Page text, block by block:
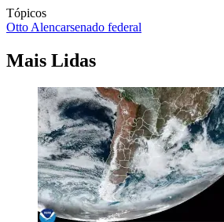
Tópicos
Otto Alencarsenado federal
Mais Lidas